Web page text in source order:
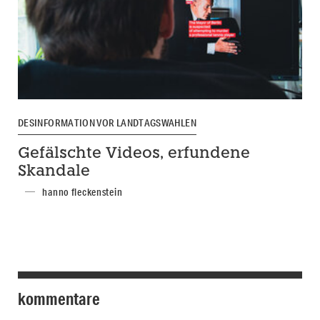
DESINFORMATION VOR LANDTAGSWAHLEN
Gefälschte Videos, erfundene
Skandale
hanno fleckenstein
kommentare